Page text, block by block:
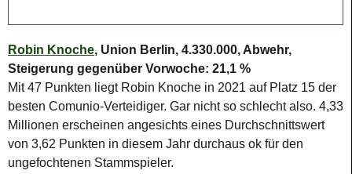
Robin Knoche, Union Berlin, 4.330.000, Abwehr,
Steigerung gegenüber Vorwoche: 21,1 %
Mit 47 Punkten liegt Robin Knoche in 2021 auf Platz 15 der
besten Comunio-Verteidiger. Gar nicht so schlecht also. 4,33
Millionen erscheinen angesichts eines Durchschnittswert
von 3,62 Punkten in diesem Jahr durchaus ok für den
ungefochtenen Stammspieler.